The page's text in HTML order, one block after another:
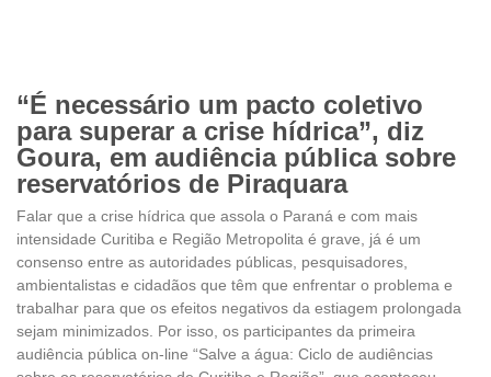
“É necessário um pacto coletivo
para superar a crise hídrica”, diz
Goura, em audiência pública sobre
reservatórios de Piraquara
Falar que a crise hídrica que assola o Paraná e com mais
intensidade Curitiba e Região Metropolita é grave, já é um
consenso entre as autoridades públicas, pesquisadores,
ambientalistas e cidadãos que têm que enfrentar o problema e
trabalhar para que os efeitos negativos da estiagem prolongada
sejam minimizados. Por isso, os participantes da primeira
audiência pública on-line “Salve a água: Ciclo de audiências